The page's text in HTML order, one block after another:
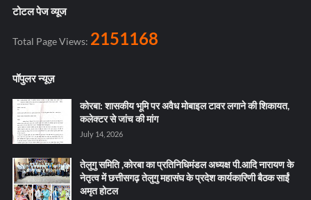
टोटल पेज व्यूज
Total Page Views: 2151168
पॉपुलर न्यूज़
कोरबा: शासकीय भूमि पर अवैध मोबाइल टावर लगाने की शिकायत,
कलेक्टर से जांच की मांग
July 14, 2026
तेलुगु समिति ,कोरबा का प्रतिनिधिमंडल अध्यक्ष पी.आदि नारायण के
नेतृत्व में छत्तीसगढ़ तेलुगु महासंघ के प्रदेश कार्यकारिणी बैठक साईं
अमृत होटल